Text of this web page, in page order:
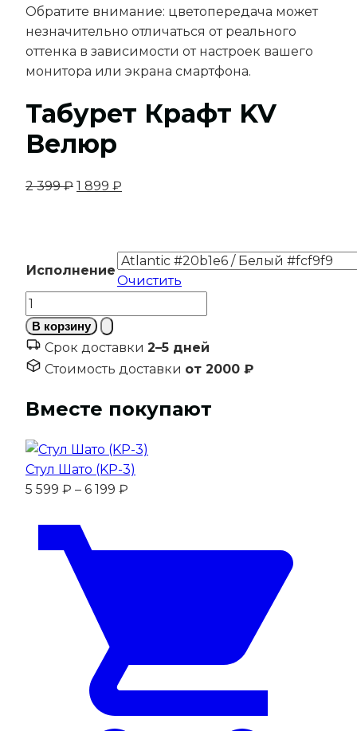
Обратите внимание: цветопередача может
незначительно отличаться от реального
оттенка в зависимости от настроек вашего
монитора или экрана смартфона.
Табурет Крафт KV
Велюр
2 399₽ Первоначальная
399 ₽.
1 899 ₽
Исполнение
Очистить
Количество
товара
Табурет
Крафт
Велюр
В корзину
Срок доставки 2–5 дней
Стоимость доставки от 2000 ₽
Вместе покупают
Стул Шато (KP-3)
5 599 ₽ – 6 199 ₽
599 ₽